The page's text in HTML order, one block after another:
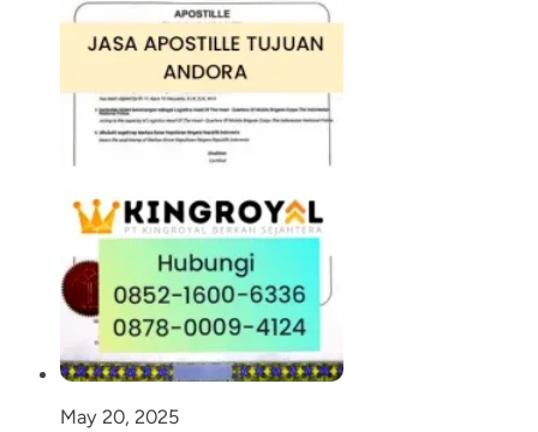
May 20, 2025